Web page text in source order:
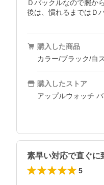
Ｄバックルなので腕か
購入した商品
カラー/ブラック/白
購入したストア
アップルウォッチ
素早い対応で直ぐ
5